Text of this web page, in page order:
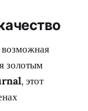
возможная
золотым
, этот